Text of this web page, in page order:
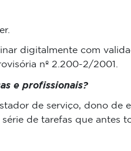
digitalmente com
nº 2.200-2/2001.
e profissionais?
de serviço, dono de
de tarefas que antes